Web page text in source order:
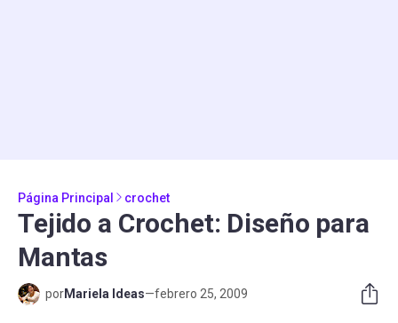
Página Principal crochet
Tejido a Crochet: Diseño para
Mantas
porMariela Ideas—febrero 25, 2009